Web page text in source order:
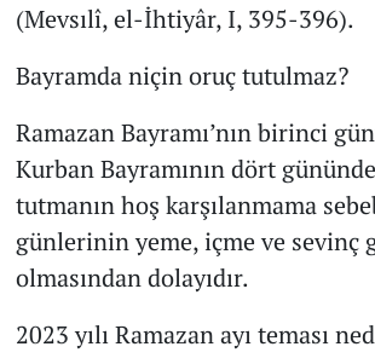
(Mevsılî, el-İhtiyâr, I, 395-396).
Bayramda niçin oruç tutulmaz?
Ramazan Bayramı’nın birinci
Kurban Bayramının dört
tutmanın hoş karşılanmama
günlerinin yeme, içme ve sevinç
olmasından dolayıdır.
2023 yılı Ramazan ayı teması